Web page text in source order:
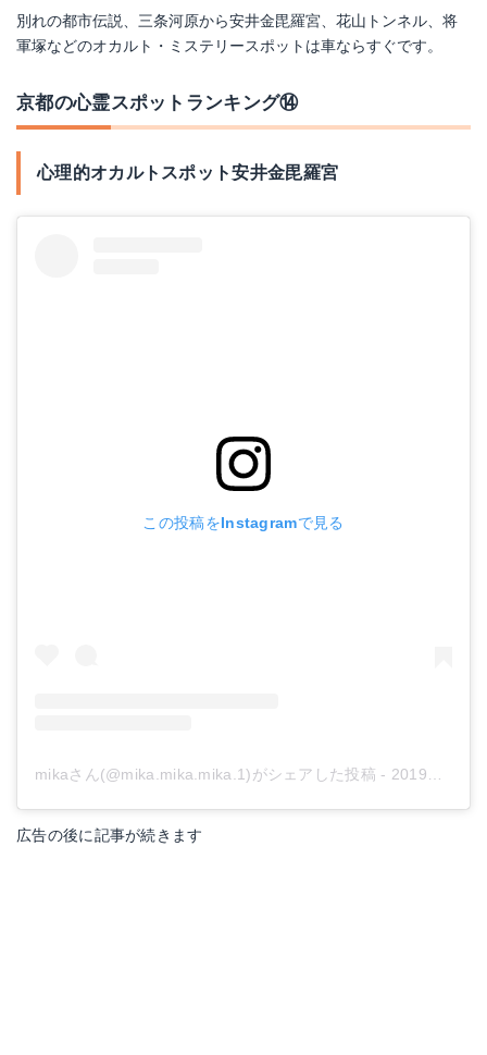
別れの都市伝説、三条河原から安井金毘羅宮、花山トンネル、将
軍塚などのオカルト・ミステリースポットは車ならすぐです。
京都の心霊スポットランキング⑭
心理的オカルトスポット安井金毘羅宮
この投稿をInstagramで見る
mikaさん(@mika.mika.mika.1)がシェアした投稿 - 2019年 5月月11日午前6時41分PDT
広告の後に記事が続きます